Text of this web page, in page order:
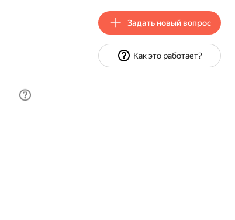
Задать новый вопрос
Как это работает?